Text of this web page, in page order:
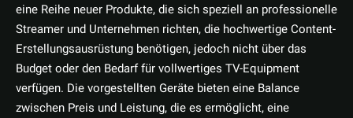
eine Reihe neuer Produkte, die sich speziell an professionelle
Streamer und Unternehmen richten, die hochwertige Content-
Erstellungsausrüstung benötigen, jedoch nicht über das
Budget oder den Bedarf für vollwertiges TV-Equipment
verfügen. Die vorgestellten Geräte bieten eine Balance
zwischen Preis und Leistung, die es ermöglicht, eine